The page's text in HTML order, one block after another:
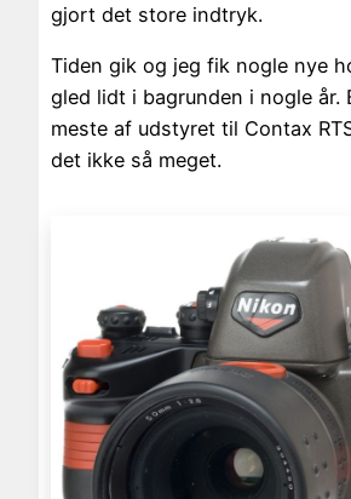
gjort det store indtryk.
Tiden gik og jeg fik nogle nye
gled lidt i bagrunden i nogle år.
meste af udstyret til Contax
det ikke så meget.